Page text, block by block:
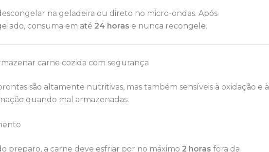
na geladeira ou direto no micro-ondas. Após
consuma em até 24 horas e nunca recongele.
carne cozida com segurança
são altamente nutritivas, mas também sensíveis à oxidação e à
quando mal armazenadas.
preparo, a carne deve esfriar por no máximo 2 horas fora da